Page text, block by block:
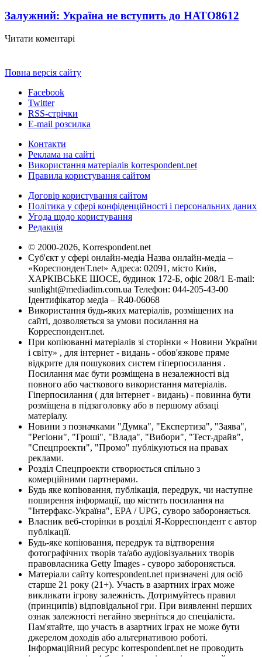
Залужний: Україна не вступить до НАТО8612
Читати коментарі
Повна версія сайту
Facebook
Twitter
RSS-стрічки
E-mail розсилка
Контакти
Реклама на сайті
Використання матеріалів korrespondent.net
Правила користування сайтом
Договір користування сайтом
Політика у сфері конфіденційності і персональних даних
Угода щодо користування
Редакція
© 2000-2026, Korrespondent.net
Суб'єкт у сфері онлайн-медіа Назва онлайн-медіа –
«КореспонденТ.net» Адреса: 02091, місто Київ,
ХАРКІВСЬКЕ ШОСЕ, будинок 172-Б, офіс 208/1 E-mail:
sunlight@mediadim.com.ua Телефон: 044-205-43-00
Ідентифікатор медіа – R40-06068
Використання будь-яких матеріалів, розміщених на
сайті, дозволяється за умови посилання на
Корреспондент.net.
При копіюванні матеріалів зі сторінки « Новини України
і світу» , для інтернет - видань - обов'язкове пряме
відкрите для пошукових систем гіперпосилання .
Посилання має бути розміщена в незалежності від
повного або часткового використання матеріалів.
Гіперпосилання ( для інтернет - видань) - повинна бути
розміщена в підзаголовку або в першому абзаці
матеріалу.
Новини з позначками "Думка", "Експертиза", "Заява",
"Регіони", "Гроші", "Влада", "Вибори", "Тест-драйв",
"Спецпроекти", "Промо" публікуються на правах
реклами.
Розділ Спецпроекти створюється спільно з
комерційними партнерами.
Будь яке копіювання, публікація, передрук, чи наступне
поширення інформації, що містить посилання на
"Інтерфакс-Україна", EPA / UPG, суворо забороняється.
Власник веб-сторінки в розділі Я-Корреспондент є автор
публікації.
Будь-яке копіювання, передрук та відтворення
фотографічних творів та/або аудіовізуальних творів
правовласника Getty Images - суворо забороняється.
Матеріали сайту korrespondent.net призначені для осіб
старше 21 року (21+). Участь в азартних іграх може
викликати ігрову залежність. Дотримуйтесь правил
(принципів) відповідальної гри. При виявленні перших
ознак залежності негайно зверніться до спеціаліста.
Пам'ятайте, що участь в азартних іграх не може бути
джерелом доходів або альтернативою роботі.
Інформаційний ресурс korrespondent.net не проводить